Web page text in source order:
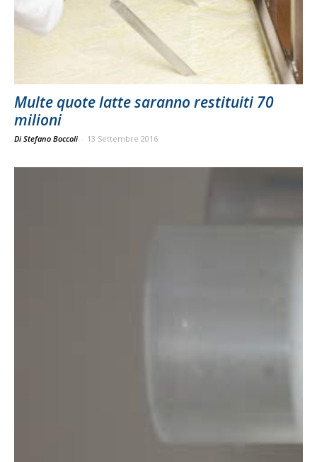
Multe quote latte saranno restituiti 70
milioni
Di Stefano Boccoli - 13 Settembre 2016